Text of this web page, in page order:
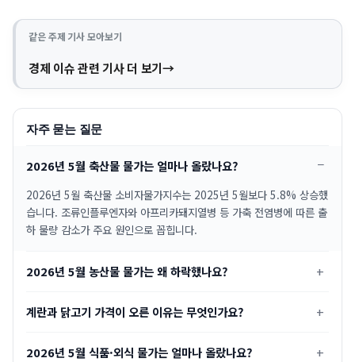
같은 주제 기사 모아보기
경제 이슈 관련 기사 더 보기
자주 묻는 질문
2026년 5월 축산물 물가는 얼마나 올랐나요?
2026년 5월 축산물 소비자물가지수는 2025년 5월보다 5.8% 상승했
습니다. 조류인플루엔자와 아프리카돼지열병 등 가축 전염병에 따른 출
하 물량 감소가 주요 원인으로 꼽힙니다.
2026년 5월 농산물 물가는 왜 하락했나요?
계란과 닭고기 가격이 오른 이유는 무엇인가요?
2026년 5월 식품·외식 물가는 얼마나 올랐나요?